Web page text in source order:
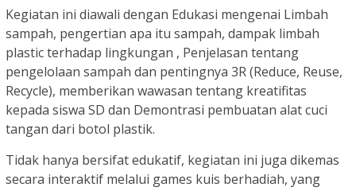
Kegiatan ini diawali dengan Edukasi mengenai Limbah
sampah, pengertian apa itu sampah, dampak limbah
plastic terhadap lingkungan , Penjelasan tentang
pengelolaan sampah dan pentingnya 3R (Reduce, Reuse,
Recycle), memberikan wawasan tentang kreatifitas
kepada siswa SD dan Demontrasi pembuatan alat cuci
tangan dari botol plastik.
Tidak hanya bersifat edukatif, kegiatan ini juga dikemas
secara interaktif melalui games kuis berhadiah, yang